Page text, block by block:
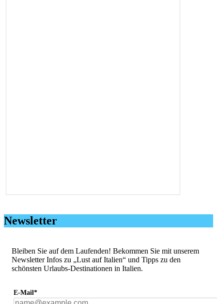
Newsletter
Bleiben Sie auf dem Laufenden! Bekommen Sie mit unserem
Newsletter Infos zu „Lust auf Italien“ und Tipps zu den
schönsten Urlaubs-Destinationen in Italien.
E-Mail*